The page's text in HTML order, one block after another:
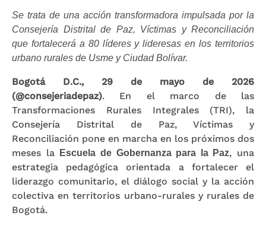
Se trata de una acción transformadora impulsada por la
Consejería Distrital de Paz, Víctimas y Reconciliación
que fortalecerá a 80 líderes y lideresas en los territorios
urbano rurales de Usme y Ciudad Bolívar.
Bogotá D.C., 29 de mayo de 2026
(@consejeriadepaz). En el marco de las
Transformaciones Rurales Integrales (TRI), la
Consejería Distrital de Paz, Víctimas y
Reconciliación pone en marcha en los próximos dos
meses la
Escuela de Gobernanza para la Paz, una
estrategia pedagógica orientada a fortalecer el
liderazgo comunitario, el diálogo social y la acción
colectiva en territorios urbano-rurales y rurales de
Bogotá.